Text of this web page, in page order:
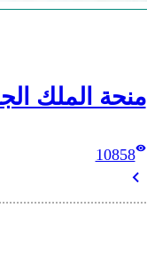
منحة الملك
10858